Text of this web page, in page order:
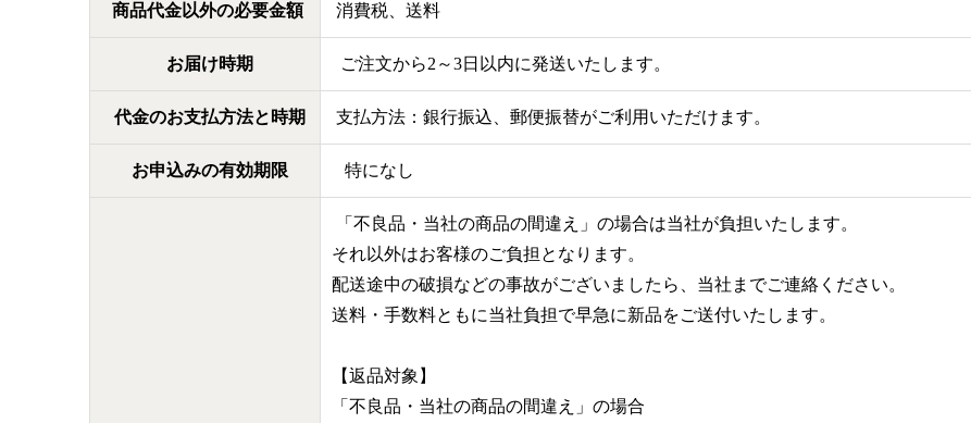
商品代金以外の必要金額 消費税、送料
お届け時期 ご注文から2～3日以内に発送いたします。
代金のお支払方法と時期 支払方法：銀行振込、郵便振替がご利用いただけます。
お申込みの有効期限 特になし
「不良品・当社の商品の間違え」の場合は当社が負担いたします。
それ以外はお客様のご負担となります。
配送途中の破損などの事故がございましたら、当社までご連絡ください。
送料・手数料ともに当社負担で早急に新品をご送付いたします。
【返品対象】
「不良品・当社の商品の間違え」の場合